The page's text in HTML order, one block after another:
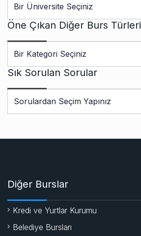
Öne Çıkan Diğer Burs Türleri
Sık Sorulan Sorular
Diğer Burslar
Kredi ve Yurtlar Kurumu
Belediye Bursları